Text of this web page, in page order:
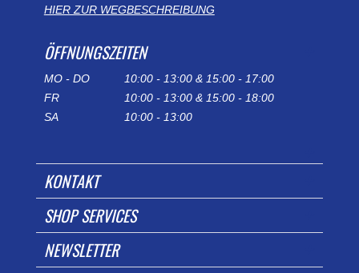
HIER ZUR WEGBESCHREIBUNG
ÖFFNUNGSZEITEN
MO - DO
10:00 - 13:00 & 15:00 - 17:00
FR
10:00 - 13:00 & 15:00 - 18:00
SA
10:00 - 13:00
KONTAKT
SHOP SERVICES
NEWSLETTER